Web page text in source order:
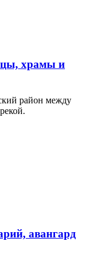
храмы и
район между
авангард